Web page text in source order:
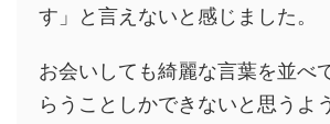
す」と言えないと感じました。
お会いしても綺麗な言葉を並べ
らうことしかできないと思うよ